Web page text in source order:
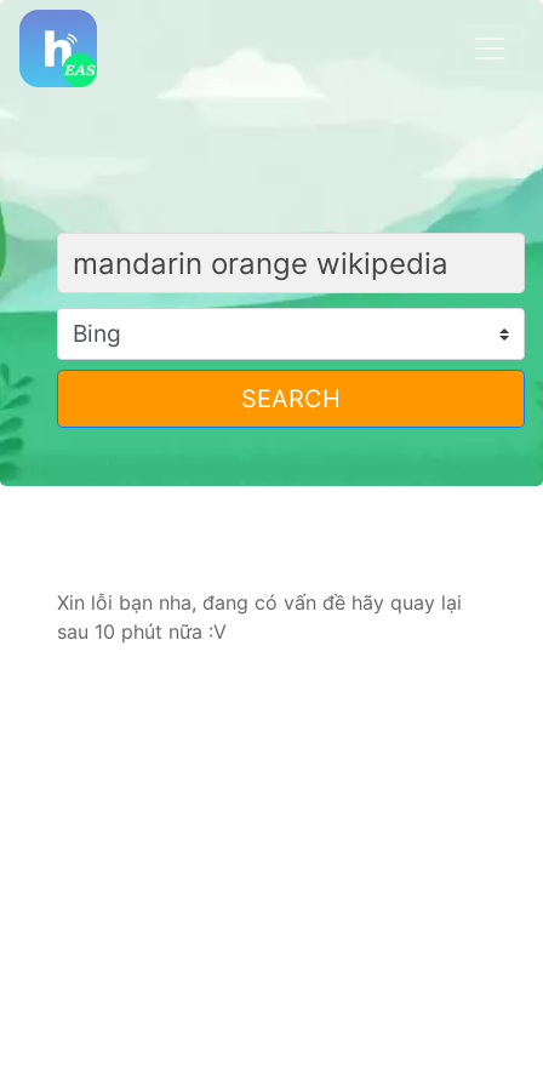
SEARCH
Xin lỗi bạn nha, đang có vấn đề hãy quay lại
sau 10 phút nữa :V